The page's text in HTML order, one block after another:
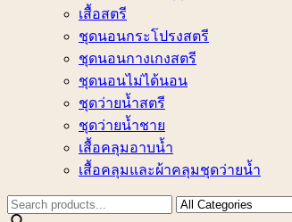
เสื้อสตรี
ชุดนอนกระโปรงสตรี
ชุดนอนกางเกงสตรี
ชุดนอนไม่ได้นอน
ชุดว่ายน้ำสตรี
ชุดว่ายน้ำชาย
เสื้อคลุมอาบน้ำ
เสื้อคลุมและผ้าคลุมชุดว่ายน้ำ